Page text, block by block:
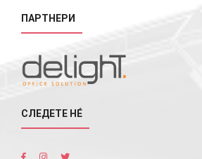
ПАРТНЕРИ
СЛЕДЕТЕ НÉ